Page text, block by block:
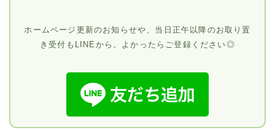
ホームページ更新のお知らせや、当日正午以降のお取り置
き受付もLINEから。よかったらご登録ください◎